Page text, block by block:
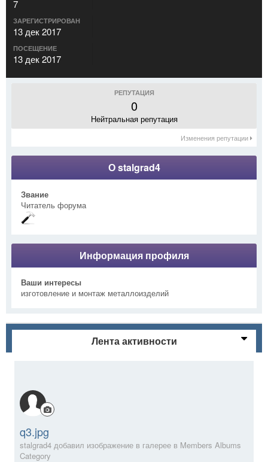
7
ЗАРЕГИСТРИРОВАН
13 дек 2017
ПОСЕЩЕНИЕ
13 дек 2017
РЕПУТАЦИЯ
0
Нейтральная репутация
Изменения репутации
О stalgrad4
Звание
Читатель форума
Информация профиля
Ваши интересы
изготовление и монтаж металлоизделий
Лента активности
q3.jpg
stalgrad4 добавил изображение в галерее в Members Albums
Category